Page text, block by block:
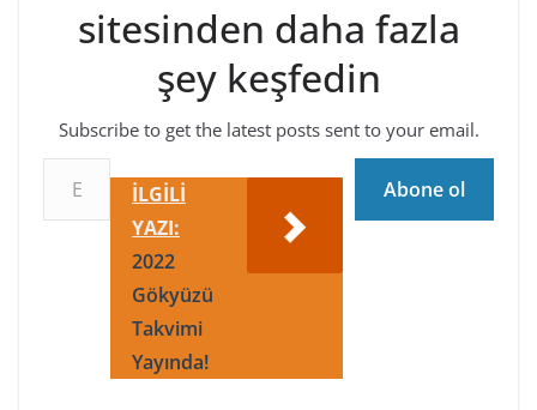
sitesinden daha fazla
şey keşfedin
Subscribe to get the latest posts sent to your email.
E-postanızı yazın…
İLGİLİ
YAZI:
2022
Gökyüzü
Takvimi
Yayında!
Abone ol